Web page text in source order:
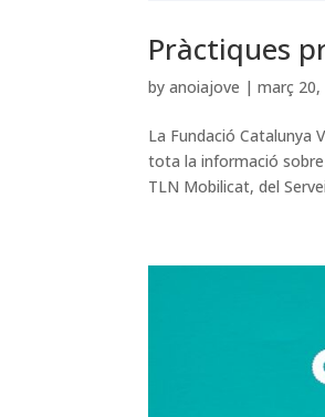
Pràctiques
byanoiajove |març 20,
La Fundació Catalunya
tota la informació
TLN Mobilicat, del